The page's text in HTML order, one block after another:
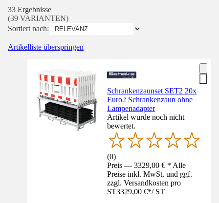
33 Ergebnisse
(39 VARIANTEN)
Sortiert nach:
Artikelliste überspringen
Schrankenzaunset SET2 20x
Euro2 Schrankenzaun ohne
Lampenadapter
Artikel wurde noch nicht
bewertet.
(0)
Preis — 3329,00 € * Alle
Preise inkl. MwSt. und ggf.
zzgl. Versandkosten pro
ST3329,00 €*/ ST